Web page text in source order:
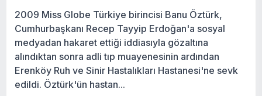
2009 Miss Globe Türkiye birincisi Banu Öztürk,
Cumhurbaşkanı Recep Tayyip Erdoğan'a sosyal
medyadan hakaret ettiği iddiasıyla gözaltına
alındıktan sonra adli tıp muayenesinin ardından
Erenköy Ruh ve Sinir Hastalıkları Hastanesi'ne sevk
edildi. Öztürk'ün hastan...